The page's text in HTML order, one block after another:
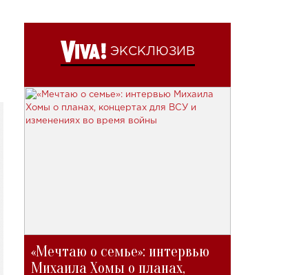
ЭКСКЛЮЗИВ
«Мечтаю о семье»: интервью
Михаила Хомы о планах,